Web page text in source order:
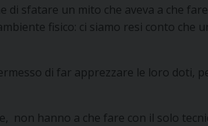
di sfatare un mito che aveva a che
fisico: ci siamo resi conto che
di far apprezzare le loro doti,
non hanno a che fare con il solo